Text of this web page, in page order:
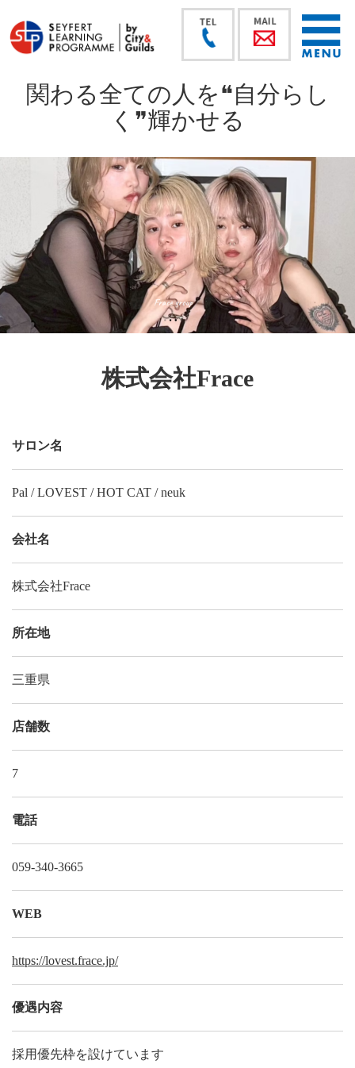
関わる全ての人を❝自分らし
く❞輝かせる
株式会社Frace
サロン名
Pal / LOVEST / HOT CAT / neuk
会社名
株式会社Frace
所在地
三重県
店舗数
7
電話
059-340-3665
WEB
https://lovest.frace.jp/
優遇内容
採用優先枠を設けています